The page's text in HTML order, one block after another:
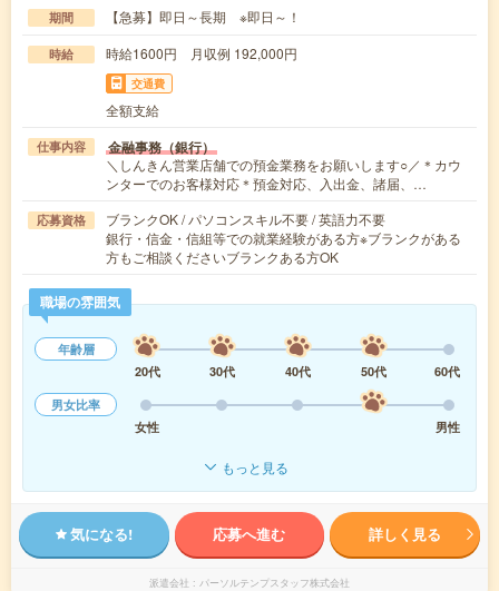
期間 【急募】即日～長期 ※即日～！
時給 時給1600円 月収例 192,000円
交通費
全額支給
仕事内容 金融事務（銀行）
＼しんきん営業店舗での預金業務をお願いします○／＊カウ
ンターでのお客様対応＊預金対応、入出金、諸届、…
応募資格
ブランクOK / パソコンスキル不要 / 英語力不要
銀行・信金・信組等での就業経験がある方※ブランクがある
方もご相談くださいブランクある方OK
職場の雰囲気
年齢層
20代
30代 40代 50代
60代
男女比率
女性
男性
もっと見る
気になる! 応募へ進む 詳しく見る
派遣会社 パーソルテンプスタッフ株式会社